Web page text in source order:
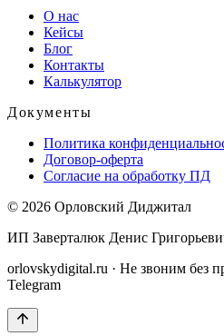
О нас
Кейсы
Блог
Контакты
Калькулятор
Документы
Политика
Договор-оферта
Согласие на обработку ПД
© 2026 Орловский Диджитал
ИП Заверталюк Денис
orlovskydigital.ru · Не звоним без
Telegram